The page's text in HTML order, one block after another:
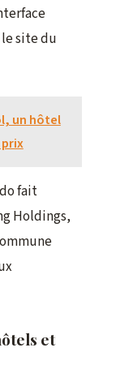
site du
un hôtel
fait
Holdings,
et